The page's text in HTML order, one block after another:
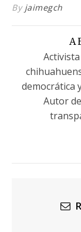
By jaimegch
democrática
Autor